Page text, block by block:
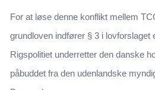
For at løse denne konflikt mellem
grundloven indfører § 3 i lovforslaget
Rigspolitiet underretter den danske
påbuddet fra den udenlandske